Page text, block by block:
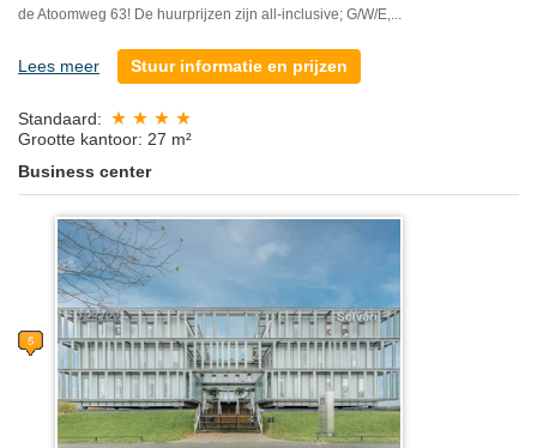
de Atoomweg 63! De huurprijzen zijn all-inclusive; G/W/E,...
Lees meer Stuur informatie en prijzen
Standaard:
Grootte kantoor: 27 m²
Business center